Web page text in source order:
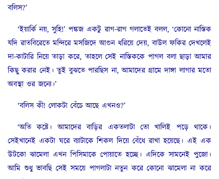
বলিস?’
‘ইয়ার্কি নয়, সুহি!’ পঙ্কজ একটু রাগ-রাগ গলাতেই বলল, ‘কোনো নাস্তিক
যদি রাতবিরেতে মন্দিরে মসজিদে আগুন ধরিয়ে দেয়, বাউল ফকির দেখলেই
দা-কাটারি নিয়ে তাড়া করে, তাহলে সেই নাস্তিককে পাগল বলা ছাড়া আমার
কিছু করার নেই। তুই বুঝতে পারছিস না, আমাদের গ্রামে দাঙ্গা লাগার মতো
অবস্থা ওর জন্যে।’
‘বলিস কী! লোকটা বেঁচে আছে এখনও?’
‘অতি কষ্টে। আমাদের বাড়ির একতলাটা তো খালিই পড়ে থাকে।
সেইখানেই একটা ঘরে ব্যাটাকে শিকল দিয়ে বেঁধে রাখা হয়েছে। এই এক
উটকো ঝামেলা এখন পিসিমাকে পোয়াতে হচ্ছে। এদিকে সামনেই পুজো।
আমি শুধু ভাবছি সেই সময়ে পাগলাটা নতুন করে কোনো ঝামেলা না করে